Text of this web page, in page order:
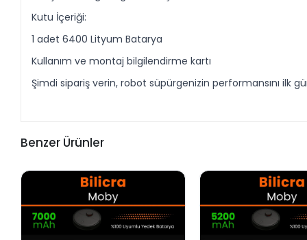
Kutu İçeriği:
1 adet 6400 Lityum Batarya
Kullanım ve montaj bilgilendirme kartı
Şimdi sipariş verin, robot süpürgenizin performansını ilk
Benzer Ürünler